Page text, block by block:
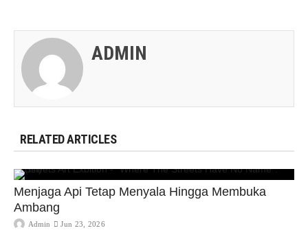
ADMIN
RELATED ARTICLES
Menjaga Api Tetap Menyala Hingga Membuka
Ambang
Admin Jun 23, 2026